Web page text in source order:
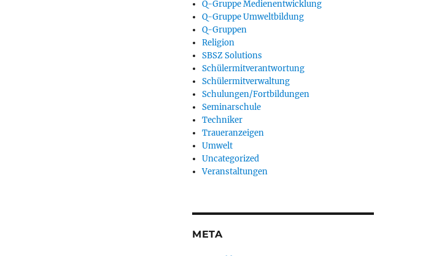
Q-Gruppe Medienentwicklung
Q-Gruppe Umweltbildung
Q-Gruppen
Religion
SBSZ Solutions
Schülermitverantwortung
Schülermitverwaltung
Schulungen/Fortbildungen
Seminarschule
Techniker
Traueranzeigen
Umwelt
Uncategorized
Veranstaltungen
META